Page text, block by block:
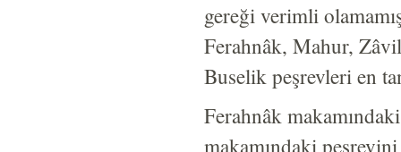
gereği verimli
Ferahnâk, Mahur,
Buselik peşrevleri en
Ferahnâk
makamındaki